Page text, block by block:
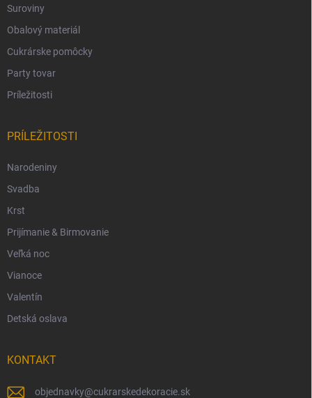
Suroviny
Obalový materiál
Cukrárske pomôcky
Party tovar
Príležitosti
PRÍLEŽITOSTI
Narodeniny
Svadba
Krst
Prijímanie & Birmovanie
Veľká noc
Vianoce
Valentín
Detská oslava
KONTAKT
objednavky@cukrarskedekoracie.sk